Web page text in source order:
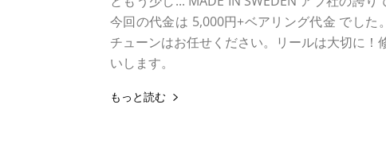
今回の代金は 5,000円+ベアリング代金 でし
チューンはお任せください。リールは大切に
いします。
もっと読む